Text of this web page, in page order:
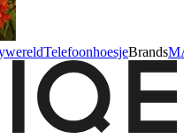
TelefoonhoesjeBrands